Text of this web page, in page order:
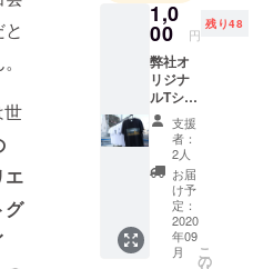
世
エ
グ
野で活躍す
るアーティ
ストと依頼
者を結ぶ
SNS融合型
マッチング
MUSAの運
1,0
00 円
残り48
弊社オ
リジナ
ルTシャ
ツを一
枚と ア
プリ
ケー
ション
におけ
る手数
料を2ヶ
月間無
支援
者：
2人
お届
け予
定：
2020
年09
月
こ
の